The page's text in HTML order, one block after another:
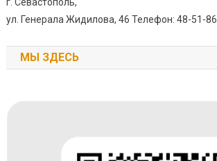
ул. Генерала Жидилова, 46 Телефон: 48-51-86
МЫ ЗДЕСЬ